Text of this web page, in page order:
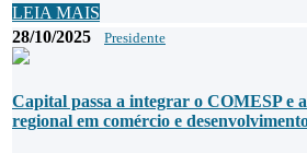
LEIA MAIS
28/10/2025
Presidente
Capital passa a integrar o COMESP e
regional em comércio e